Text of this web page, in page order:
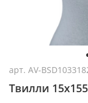
арт. AV-
Твилли